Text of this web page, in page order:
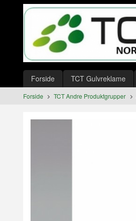
Produkter
Forside TCT Gulvreklame
Forside TCT Andre Produktgrupper